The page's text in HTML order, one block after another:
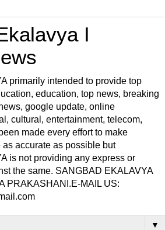
I
primarily intended to provide top
education, top news, breaking
google update, online
cultural, entertainment, telecom,
made every effort to make
accurate as possible but
is not providing any express or
the same. SANGBAD EKALAVYA
PRAKASHANI.E-MAIL US:
▼